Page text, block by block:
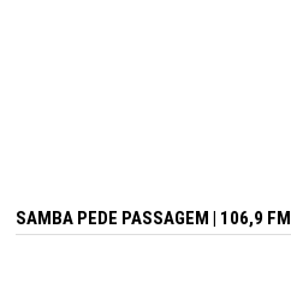
SAMBA PEDE PASSAGEM | 106,9 FM